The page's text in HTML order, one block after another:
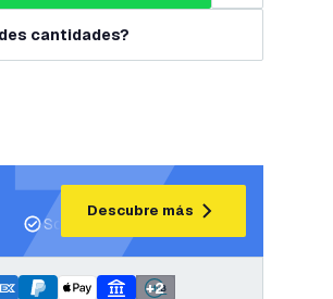
cantidades?
Soporte para proyectos y planes de
Descubre más
+2